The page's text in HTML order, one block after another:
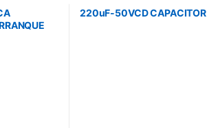
220uF-50VCD CAPACITOR